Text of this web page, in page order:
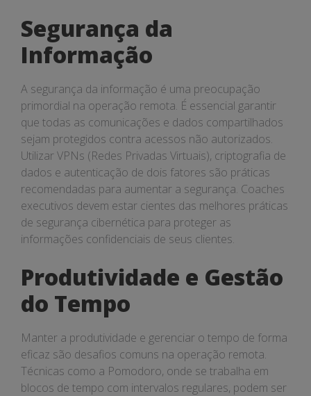
Segurança da
Informação
A segurança da informação é uma preocupação
primordial na operação remota. É essencial garantir
que todas as comunicações e dados compartilhados
sejam protegidos contra acessos não autorizados.
Utilizar VPNs (Redes Privadas Virtuais), criptografia de
dados e autenticação de dois fatores são práticas
recomendadas para aumentar a segurança. Coaches
executivos devem estar cientes das melhores práticas
de segurança cibernética para proteger as
informações confidenciais de seus clientes.
Produtividade e Gestão
do Tempo
Manter a produtividade e gerenciar o tempo de forma
eficaz são desafios comuns na operação remota.
Técnicas como a Pomodoro, onde se trabalha em
blocos de tempo com intervalos regulares, podem ser